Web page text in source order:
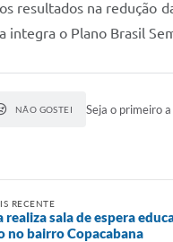
resultados na redução
integra o Plano Brasil
NÃO GOSTEI Seja o primeiro
RECENTE
realiza sala de espera
no bairro Copacabana